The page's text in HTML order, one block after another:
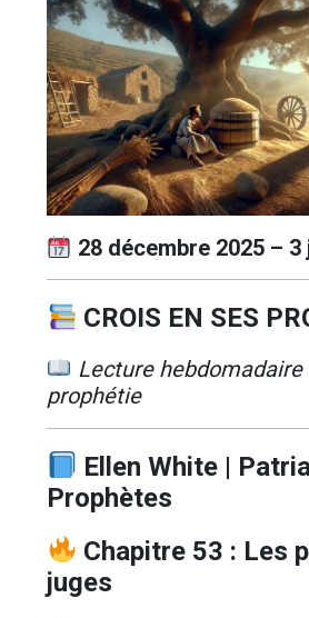
28 décembre 2025 –
CROIS EN SES
Lecture hebdomadaire
prophétie
Ellen White |
Prophètes
Chapitre 53 : Les
juges